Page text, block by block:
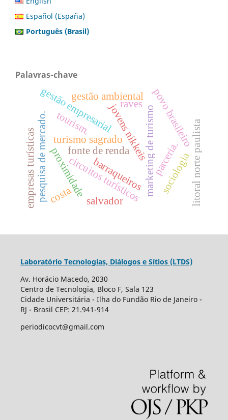
Español (España)
Português (Brasil)
Palavras-chave
proximidade
jovens nikkeis
turismo sagrado
fonte de renda
pesquisa de mercado. marketing de turismo
gestão ambiental
gestão empresarial povo brasileiro
tourism.
circuitos turísticos parceria. litoral norte paulista
sociologia
barraqueiros
empresas turísticas
raves
salvador
costa
Laboratório Tecnologias, Diálogos e Sítios (LTDS)
Av. Horácio Macedo, 2030
Centro de Tecnologia, Bloco F, Sala 123
Cidade Universitária - Ilha do Fundão Rio de Janeiro -
RJ - Brasil CEP: 21.941-914
periodicocvt@gmail.com